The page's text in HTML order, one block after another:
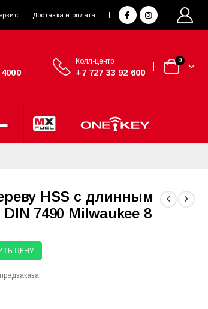
Доставка и оплата
Колл-центр
+7 727 33 92 600
0
HSS с длинным
7490 Milwaukee 8
ЦЕНУ